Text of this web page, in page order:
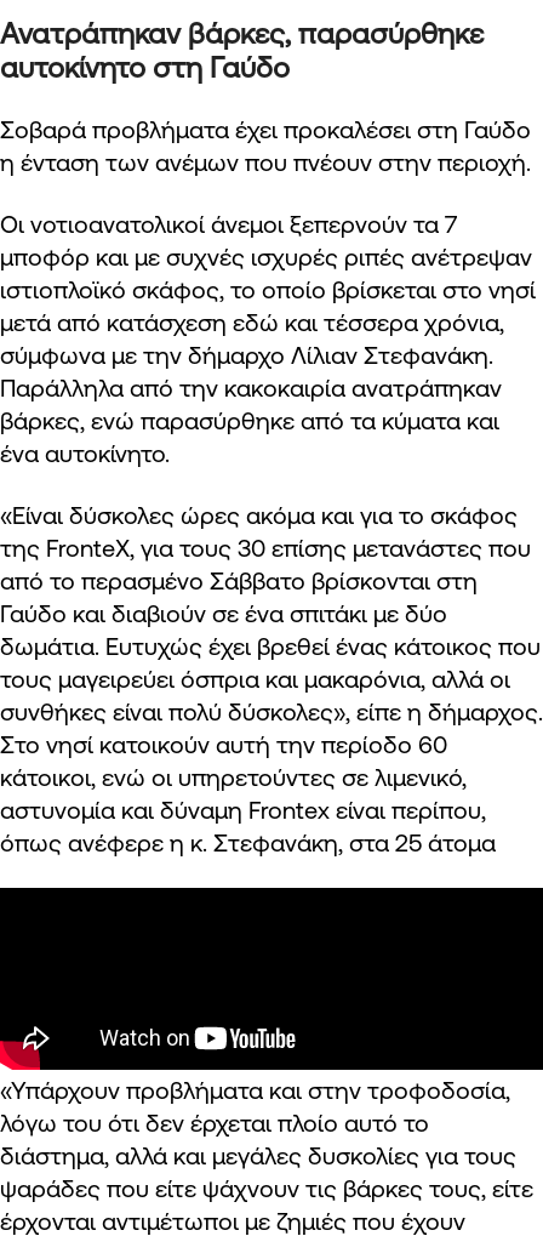
Ανατράπηκαν βάρκες, παρασύρθηκε
αυτοκίνητο στη Γαύδο
Σοβαρά προβλήματα έχει προκαλέσει στη Γαύδο
η ένταση των ανέμων που πνέουν στην περιοχή.
Οι νοτιοανατολικοί άνεμοι ξεπερνούν τα 7
μποφόρ και με συχνές ισχυρές ριπές ανέτρεψαν
ιστιοπλοϊκό σκάφος, το οποίο βρίσκεται στο νησί
μετά από κατάσχεση εδώ και τέσσερα χρόνια,
σύμφωνα με την δήμαρχο Λίλιαν Στεφανάκη.
Παράλληλα από την κακοκαιρία ανατράπηκαν
βάρκες, ενώ παρασύρθηκε από τα κύματα και
ένα αυτοκίνητο.
«Είναι δύσκολες ώρες ακόμα και για το σκάφος
της FronteΧ, για τους 30 επίσης μετανάστες που
από το περασμένο Σάββατο βρίσκονται στη
Γαύδο και διαβιούν σε ένα σπιτάκι με δύο
δωμάτια. Ευτυχώς έχει βρεθεί ένας κάτοικος που
τους μαγειρεύει όσπρια και μακαρόνια, αλλά οι
συνθήκες είναι πολύ δύσκολες», είπε η δήμαρχος.
Στο νησί κατοικούν αυτή την περίοδο 60
κάτοικοι, ενώ οι υπηρετούντες σε λιμενικό,
αστυνομία και δύναμη Frontex είναι περίπου,
όπως ανέφερε η κ. Στεφανάκη, στα 25 άτομα
«Υπάρχουν προβλήματα και στην τροφοδοσία,
λόγω του ότι δεν έρχεται πλοίο αυτό το
διάστημα, αλλά και μεγάλες δυσκολίες για τους
ψαράδες που είτε ψάχνουν τις βάρκες τους, είτε
έρχονται αντιμέτωποι με ζημιές που έχουν